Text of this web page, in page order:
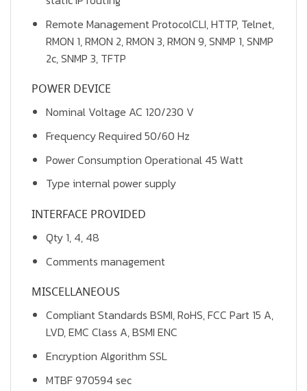
Remote Management ProtocolCLI, HTTP, Telnet,
RMON 1, RMON 2, RMON 3, RMON 9, SNMP 1, SNMP
2c, SNMP 3, TFTP
POWER DEVICE
Nominal Voltage AC 120/230 V
Frequency Required 50/60 Hz
Power Consumption Operational 45 Watt
Type internal power supply
INTERFACE PROVIDED
Qty 1, 4, 48
Comments management
MISCELLANEOUS
Compliant Standards BSMI, RoHS, FCC Part 15 A,
LVD, EMC Class A, BSMI ENC
Encryption Algorithm SSL
MTBF 970594 sec